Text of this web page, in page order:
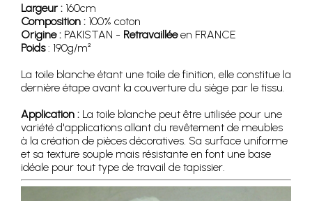
Largeur : 160cm
Composition : 100% coton
Origine : PAKISTAN - Retravailléeen FRANCE
Poids: 190g/m²
La toile blanche étant une toile de finition, elle constitue la
dernière étape avant la couverture du siège par le tissu.
Application : La toile blanche peut être utilisée pour une
variété d'applications allant du revêtement de meubles
à la création de pièces décoratives. Sa surface uniforme
et sa texture souple mais résistante en font une base
idéale pour tout type de travail de tapissier.